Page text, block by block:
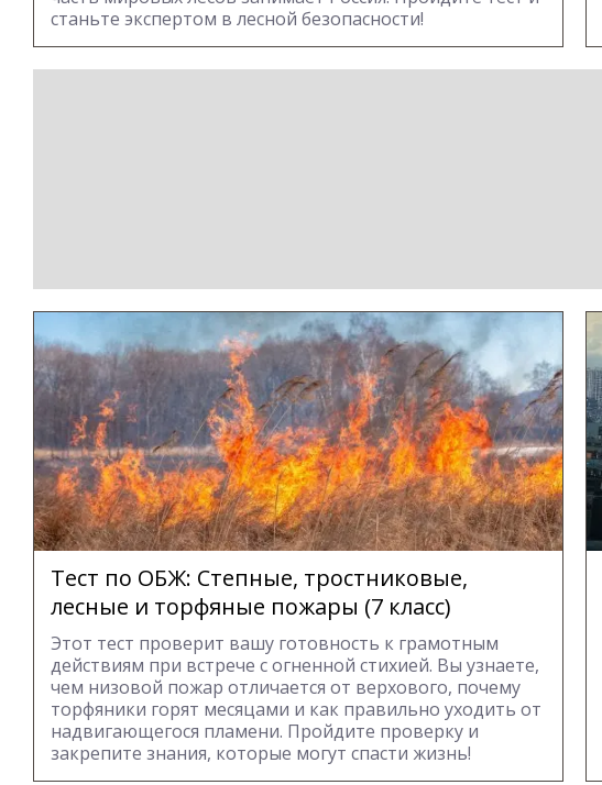
станьте экспертом в лесной безопасности!
Тест по ОБЖ: Степные, тростниковые,
лесные и торфяные пожары (7 класс)
Этот тест проверит вашу готовность к грамотным
действиям при встрече с огненной стихией. Вы узнаете,
чем низовой пожар отличается от верхового, почему
торфяники горят месяцами и как правильно уходить от
надвигающегося пламени. Пройдите проверку и
закрепите знания, которые могут спасти жизнь!